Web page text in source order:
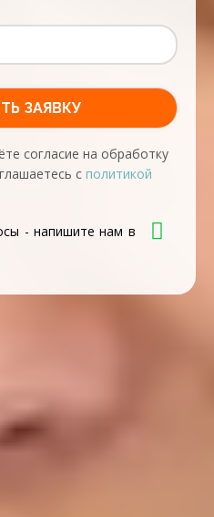
согласие на обработку
с политикой
- напишите нам в